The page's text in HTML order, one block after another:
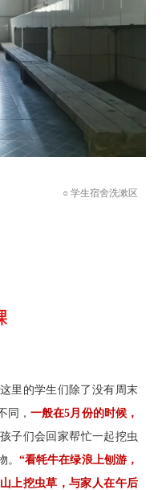
○ 学生宿舍洗漱区
里的学生们除了没有周末
同， 一般在5月份的时候，
子们会回家帮忙一起挖虫
。 “看牦牛在绿浪上刨游，
上挖虫草，与家人在午后